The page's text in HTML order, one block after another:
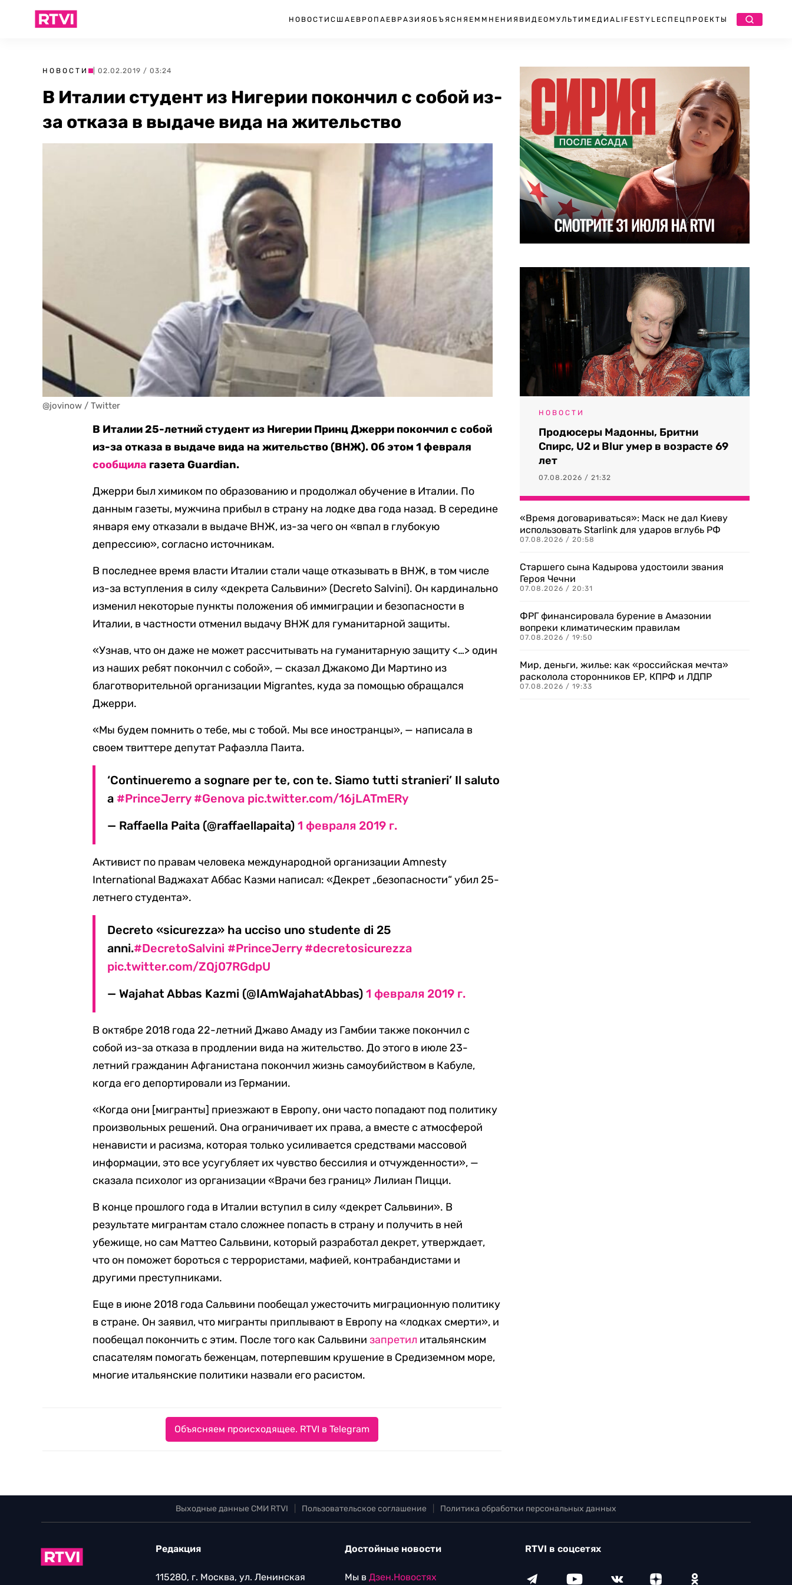
НОВОСТИ США ЕВРОПА ЕВРАЗИЯ ОБЪЯСНЯЕМ МНЕНИЯ ВИДЕО МУЛЬТИМЕДИА LIFESTYLEСПЕЦПРОЕКТЫ
НОВОСТИ | 02.02.2019 / 03:24
В Италии студент из Нигерии покончил с собой из-
за отказа в выдаче вида на жительство
@jovinow / Twitter
В Италии 25-летний студент из Нигерии Принц Джерри покончил с собой
из-за отказа в выдаче вида на жительство (ВНЖ). Об этом 1 февраля
сообщила газета Guardian.
Джерри был химиком по образованию и продолжал обучение в Италии. По
данным газеты, мужчина прибыл в страну на лодке два года назад. В середине
января ему отказали в выдаче ВНЖ, из-за чего он «впал в глубокую
депрессию», согласно источникам.
В последнее время власти Италии стали чаще отказывать в ВНЖ, в том числе
из-за вступления в силу «декрета Сальвини» (Decreto Salvini). Он кардинально
изменил некоторые пункты положения об иммиграции и безопасности в
Италии, в частности отменил выдачу ВНЖ для гуманитарной защиты.
«Узнав, что он даже не может рассчитывать на гуманитарную защиту <…> один
из наших ребят покончил с собой», — сказал Джакомо Ди Мартино из
благотворительной организации Migrantes, куда за помощью обращался
Джерри.
«Мы будем помнить о тебе, мы с тобой. Мы все иностранцы», — написала в
своем твиттере депутат Рафаэлла Паита.
‘Continueremo a sognare per te, con te. Siamo tutti stranieri’ Il saluto
a #PrinceJerry #Genova pic.twitter.com/16jLATmERy
— Raffaella Paita (@raffaellapaita)1 февраля 2019 г.
Активист по правам человека международной организации Amnesty
International Ваджахат Аббас Казми написал: «Декрет „безопасности“ убил 25-
летнего студента».
Decreto «sicurezza» ha ucciso uno studente di 25
anni.#DecretoSalvini #PrinceJerry #decretosicurezza
pic.twitter.com/ZQj07RGdpU
— Wajahat Abbas Kazmi (@IAmWajahatAbbas)1 февраля 2019 г.
В октябре 2018 года 22-летний Джаво Амаду из Гамбии также покончил с
собой из-за отказа в продлении вида на жительство. До этого в июле 23-
летний гражданин Афганистана покончил жизнь самоубийством в Кабуле,
когда его депортировали из Германии.
«Когда они [мигранты] приезжают в Европу, они часто попадают под политику
произвольных решений. Она ограничивает их права, а вместе с атмосферой
ненависти и расизма, которая только усиливается средствами массовой
информации, это все усугубляет их чувство бессилия и отчужденности», —
сказала психолог из организации «Врачи без границ» Лилиан Пицци.
В конце прошлого года в Италии вступил в силу «декрет Сальвини». В
результате мигрантам стало сложнее попасть в страну и получить в ней
убежище, но сам Маттео Сальвини, который разработал декрет, утверждает,
что он поможет бороться с террористами, мафией, контрабандистами и
другими преступниками.
Еще в июне 2018 года Сальвини пообещал ужесточить миграционную политику
в стране. Он заявил, что мигранты приплывают в Европу на «лодках смерти», и
пообещал покончить с этим. После того как Сальвинизапретил итальянским
спасателям помогать беженцам, потерпевшим крушение в Средиземном море,
многие итальянские политики назвали его расистом.
Объясняем происходящее. RTVI в Telegram
НОВОСТИ
Продюсеры Мадонны, Бритни
Спирс, U2 и Blur умер в возрасте 69
лет
07.08.2026 / 21:32
«Время договариваться»: Маск не дал Киеву
использовать Starlink для ударов вглубь РФ
07.08.2026 / 20:58
Старшего сына Кадырова удостоили звания
Героя Чечни
07.08.2026 / 20:31
ФРГ финансировала бурение в Амазонии
вопреки климатическим правилам
07.08.2026 / 19:50
Мир, деньги, жилье: как «российская мечта»
расколола сторонников ЕР, КПРФ и ЛДПР
07.08.2026 / 19:33
Выходные данные СМИ RTVI Пользовательское соглашение Политика обработки персональных данных
Редакция
115280, г. Москва, ул. Ленинская
Достойные новости
Мы в Дзен.Новостях
RTVI в соцсетях